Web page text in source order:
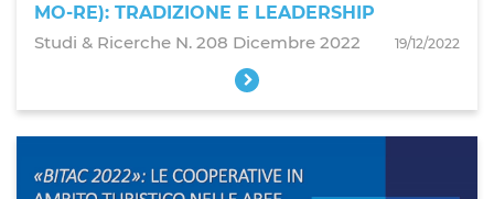
MO-RE): TRADIZIONE E LEADERSHIP
Studi & Ricerche N. 208 Dicembre 2022
19/12/2022